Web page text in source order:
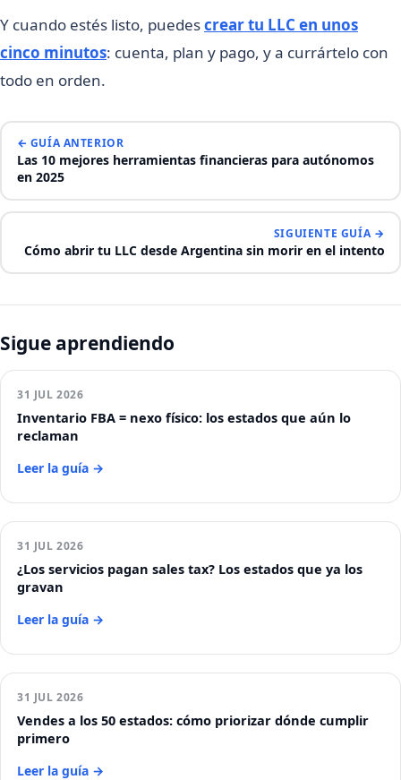
Y cuando estés listo, puedescrear tu LLC en unos
cinco minutos: cuenta, plan y pago, y a currártelo con
todo en orden.
← GUÍA ANTERIOR
Las 10 mejores herramientas financieras para autónomos
en 2025
SIGUIENTE GUÍA →
Cómo abrir tu LLC desde Argentina sin morir en el intento
Sigue aprendiendo
31 JUL 2026
Inventario FBA = nexo físico: los estados que aún lo
reclaman
Leer la guía →
31 JUL 2026
¿Los servicios pagan sales tax? Los estados que ya los
gravan
Leer la guía →
31 JUL 2026
Vendes a los 50 estados: cómo priorizar dónde cumplir
primero
Leer la guía →